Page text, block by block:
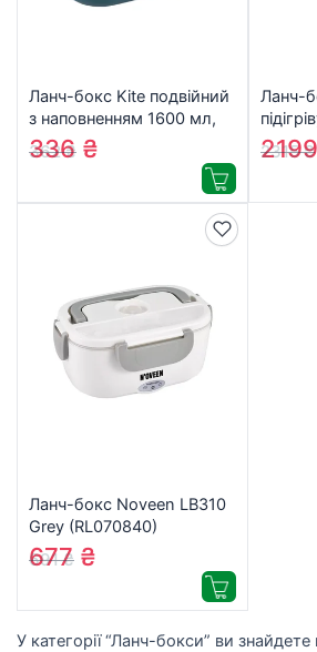
Ланч-бокс Kite подвійний
з наповненням 1600 мл,
синій (K25-1181-2)
362₴
336 ₴
Ланч-
WT)
2315₴
2199
Ланч-бокс Noveen LB310
Grey (RL070840)
691₴
677 ₴
У категорії “Ланч-бокси” ви